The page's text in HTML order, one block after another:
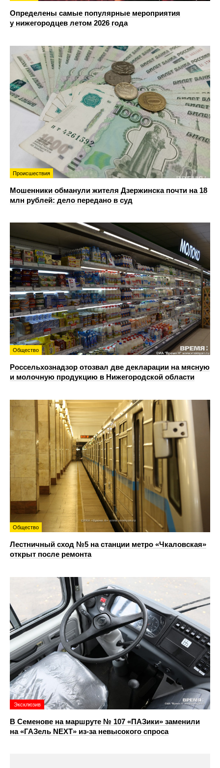
Определены самые популярные мероприятия
у нижегородцев летом 2026 года
Происшествия
Мошенники обманули жителя Дзержинска почти на 18
млн рублей: дело передано в суд
Общество
Россельхознадзор отозвал две декларации на мясную
и молочную продукцию в Нижегородской области
Общество
Лестничный сход №5 на станции метро «Чкаловская»
открыт после ремонта
Эксклюзив
В Семенове на маршруте № 107 «ПАЗики» заменили
на «ГАЗель NEXT» из‑за невысокого спроса